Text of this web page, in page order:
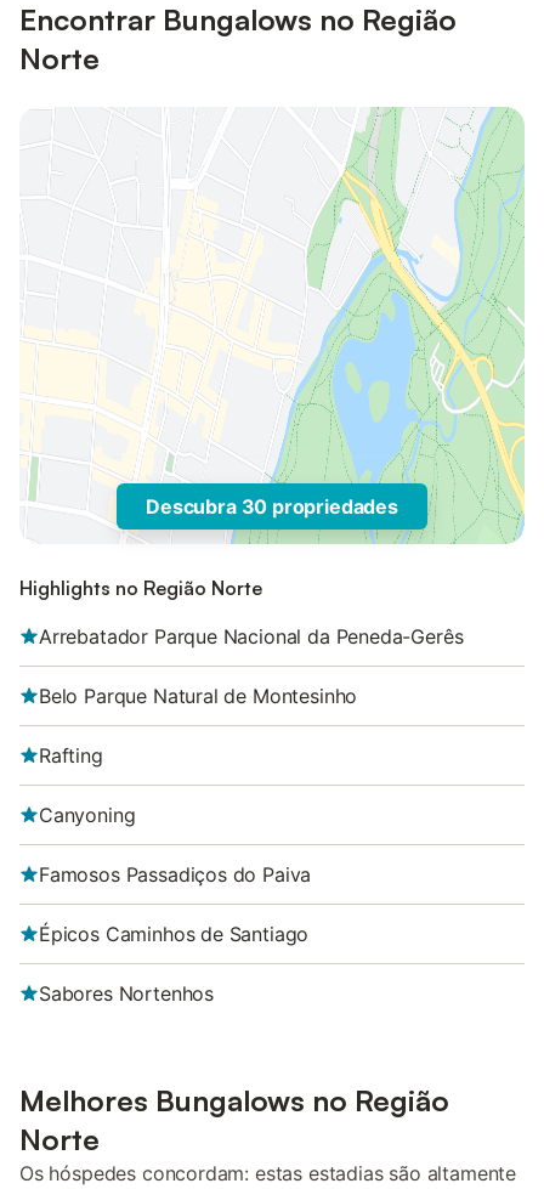
Encontrar Bungalows no Região
Norte
Descubra 30 propriedades
Highlights no Região Norte
Arrebatador Parque Nacional da Peneda-Gerês
Belo Parque Natural de Montesinho
Rafting
Canyoning
Famosos Passadiços do Paiva
Épicos Caminhos de Santiago
Sabores Nortenhos
Melhores Bungalows no Região
Norte
Os hóspedes concordam: estas estadias são altamente